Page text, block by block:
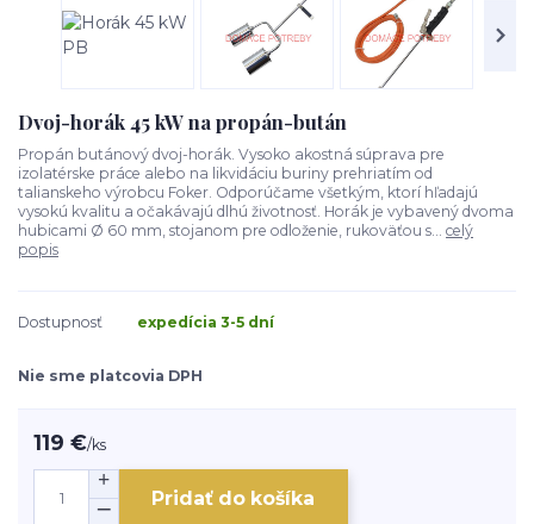
Dvoj-horák 45 kW na propán-bután
Propán butánový dvoj-horák. Vysoko akostná súprava pre
izolatérske práce alebo na likvidáciu buriny prehriatím od
talianskeho výrobcu Foker. Odporúčame všetkým, ktorí hľadajú
vysokú kvalitu a očakávajú dlhú životnosť. Horák je vybavený dvoma
hubicami Ø 60 mm, stojanom pre odloženie, rukoväťou s... celý
popis
Dostupnosť expedícia 3-5 dní
Nie sme platcovia DPH
119 €/ks
Pridať do košíka